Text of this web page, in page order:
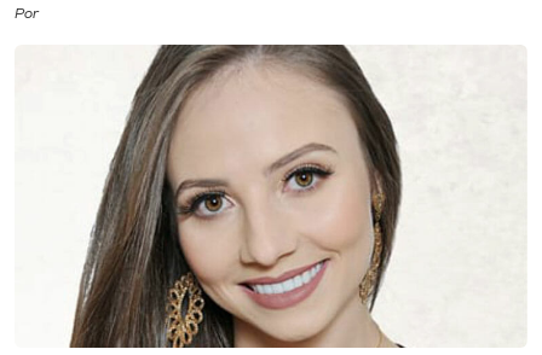
Museu
Por